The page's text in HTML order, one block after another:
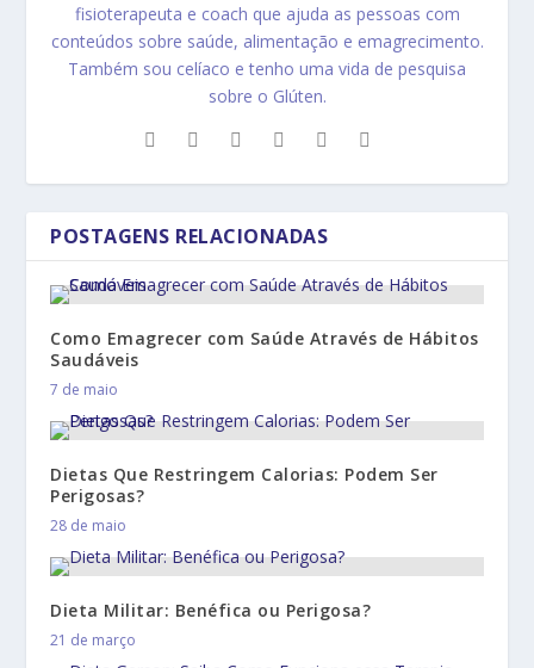
fisioterapeuta e coach que ajuda as pessoas com
conteúdos sobre saúde, alimentação e emagrecimento.
Também sou celíaco e tenho uma vida de pesquisa
sobre o Glúten.
POSTAGENS RELACIONADAS
Como Emagrecer com Saúde Através de Hábitos
Saudáveis
7 de maio
Dietas Que Restringem Calorias: Podem Ser
Perigosas?
28 de maio
Dieta Militar: Benéfica ou Perigosa?
21 de março